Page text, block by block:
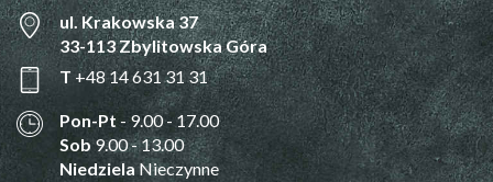
ul. Krakowska 37
33-113 Zbylitowska Góra
T +48 14 631 31 31
Pon-Pt- 9.00 - 17.00
Sob9.00 - 13.00
NiedzielaNieczynne